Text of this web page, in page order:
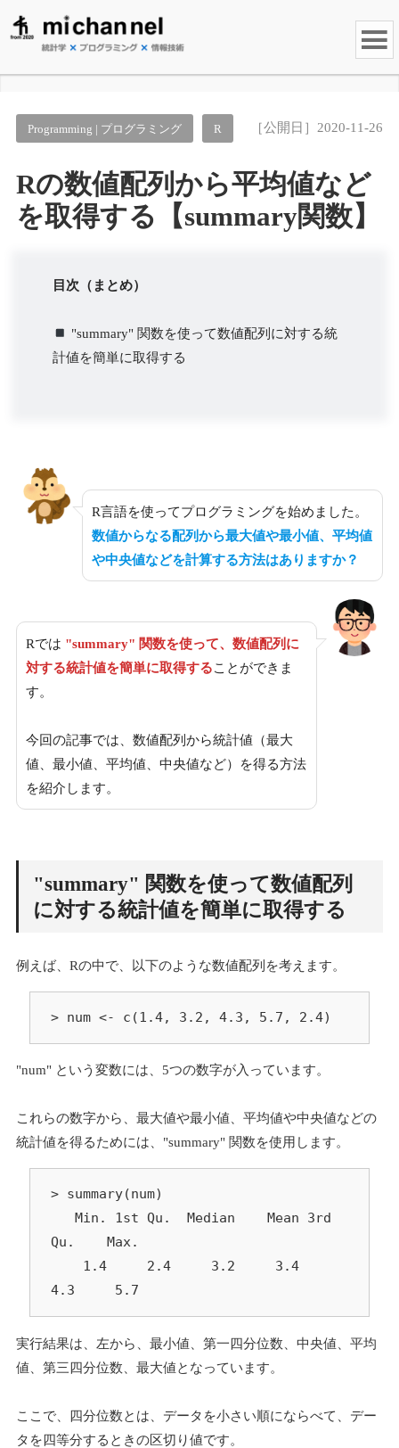
Programming | プログラミング R ［公開日］2020-11-26
Rの数値配列から平均値など
を取得する【summary関数】
目次（まとめ）
"summary" 関数を使って数値配列に対する統
計値を簡単に取得する
R言語を使ってプログラミングを始めました。
数値からなる配列から最大値や最小値、平均値
や中央値などを計算する方法はありますか？
Rでは "summary" 関数を使って、数値配列に
対する統計値を簡単に取得することができま
す。
今回の記事では、数値配列から統計値（最大
値、最小値、平均値、中央値など）を得る方法
を紹介します。
"summary" 関数を使って数値配列
に対する統計値を簡単に取得する
例えば、Rの中で、以下のような数値配列を考えます。
> num <- c(1.4, 3.2, 4.3, 5.7, 2.4)
"num" という変数には、5つの数字が入っています。
これらの数字から、最大値や最小値、平均値や中央値などの
統計値を得るためには、"summary" 関数を使用します。
> summary(num)
   Min. 1st Qu.  Median    Mean 3rd
Qu.    Max.
4.3     5.7
実行結果は、左から、最小値、第一四分位数、中央値、平均
値、第三四分位数、最大値となっています。
ここで、四分位数とは、データを小さい順にならべて、デー
タを四等分するときの区切り値です。